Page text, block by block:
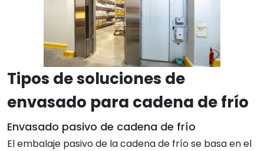
Tipos de soluciones de
envasado para cadena de frío
Envasado pasivo de cadena de frío
El embalaje pasivo de la cadena de frío se basa en el